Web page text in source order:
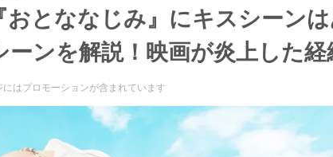
おとななじみ』にキスシーン
ーンを解説！映画が炎上した経
にはプロモーションが含まれています